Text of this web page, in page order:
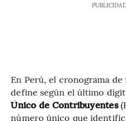
En Perú, el cronograma de
define según el último
Único de Contribuyentes
número único que